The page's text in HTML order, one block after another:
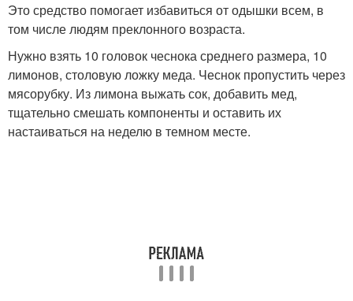
Это средство помогает избавиться от одышки всем, в
том числе людям преклонного возраста.
Нужно взять 10 головок чеснока среднего размера, 10
лимонов, столовую ложку меда. Чеснок пропустить через
мясорубку. Из лимона выжать сок, добавить мед,
тщательно смешать компоненты и оставить их
настаиваться на неделю в темном месте.